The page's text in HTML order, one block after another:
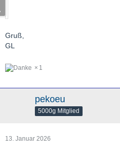
Gruß,
GL
1
pekoeu
5000g Mitglied
13. Januar 2026